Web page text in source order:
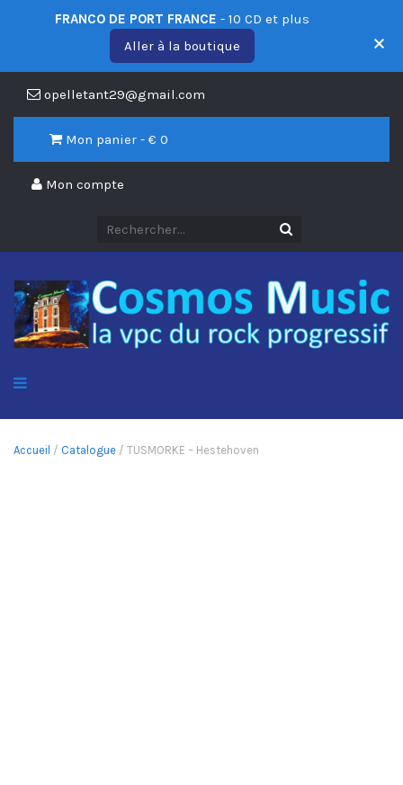
opelletant29@gmail.com
Mon panier - € 0
Mon compte
Accueil / Catalogue / TUSMORKE – Hestehoven
FRANCO DE PORT FRANCE - 10 CD et plus
Aller à la boutique